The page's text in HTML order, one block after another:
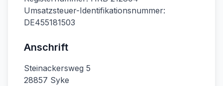
Umsatzsteuer-Identifikationsnummer:
DE455181503
Anschrift
Steinackersweg 5
28857 Syke